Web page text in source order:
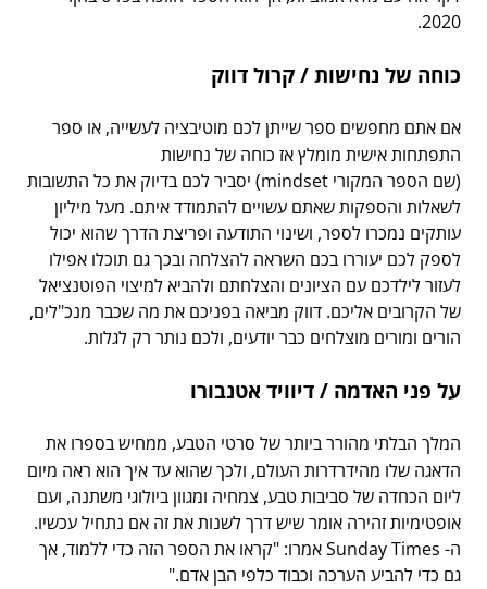
2020.
כוחה של נחישות / קרול דווק
אם אתם מחפשים ספר שייתן לכם מוטיבציה לעשייה, או ספר
התפתחות אישית מומלץ אז כוחה של נחישות
(שם הספר המקורי mindset) יסביר לכם בדיוק את כל התשובות
לשאלות והספקות שאתם עשויים להתמודד איתם. מעל מיליון
עותקים נמכרו לספר, ושינוי התודעה ופריצת הדרך שהוא יכול
לספק לכם יעוררו בכם השראה להצלחה ובכך גם תוכלו אפילו
לעזור לילדכם עם הציונים והצלחתם ולהביא למיצוי הפוטנציאל
של הקרובים אליכם. דווק מביאה בפניכם את מה שכבר מנכ"לים,
הורים ומורים מוצלחים כבר יודעים, ולכם נותר רק לגלות.
על פני האדמה / דיוויד אטנבורו
המלך הבלתי מהורר ביותר של סרטי הטבע, ממחיש בספרו את
הדאגה שלו מהידרדרות העולם, ולכך שהוא עד איך הוא ראה מיום
ליום הכחדה של סביבות טבע, צמחיה ומגוון ביולוגי משתנה, ועם
אופטימיות זהירה אומר שיש דרך לשנות את זה אם נתחיל עכשיו.
ה- Sunday Times אמרו: "קראו את הספר הזה כדי ללמוד, אך
גם כדי להביע הערכה וכבוד כלפי הבן אדם."